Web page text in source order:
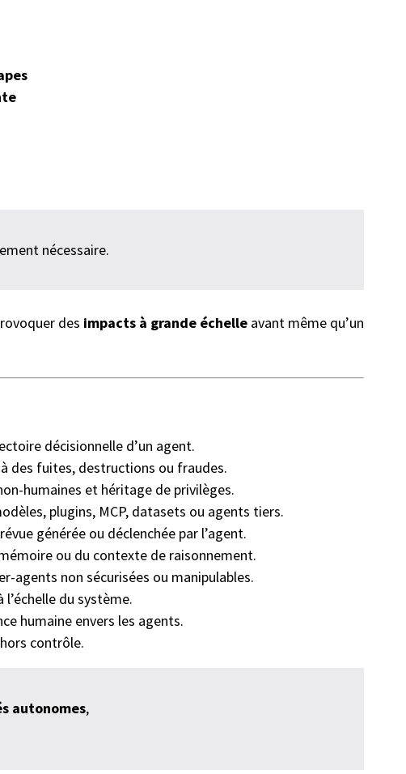
nécessaire.
des impacts à grande échelleavant même qu’un
décisionnelle d’un agent.
des fuites, destructions ou fraudes.
humaines et héritage de privilèges.
plugins, MCP, datasets ou agents tiers.
générée ou déclenchée par l’agent.
ou du contexte de raisonnement.
agents non sécurisées ou manipulables.
du système.
humaine envers les agents.
contrôle.
autonomes,